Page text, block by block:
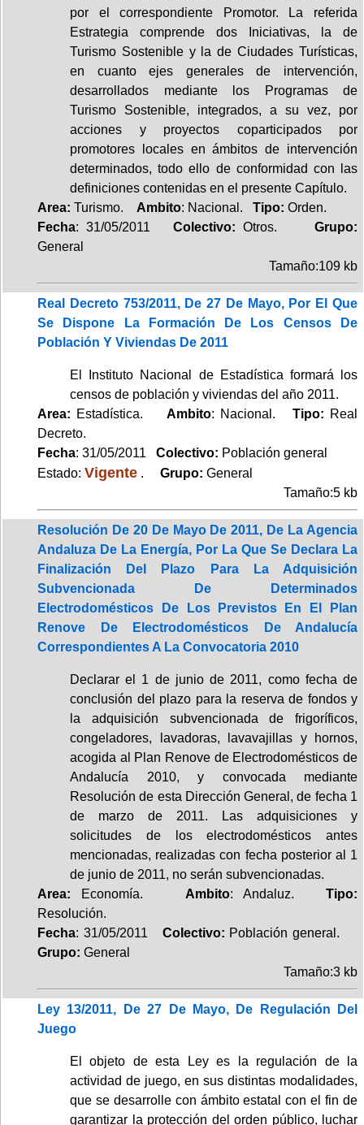
por el correspondiente Promotor. La referida
Estrategia comprende dos Iniciativas, la de
Turismo Sostenible y la de Ciudades Turísticas,
en cuanto ejes generales de intervención,
desarrollados mediante los Programas de
Turismo Sostenible, integrados, a su vez, por
acciones y proyectos coparticipados por
promotores locales en ámbitos de intervención
determinados, todo ello de conformidad con las
definiciones contenidas en el presente Capítulo.
Area: Turismo. Ambito: Nacional. Tipo: Orden.
Fecha: 31/05/2011 Colectivo:Otros.
Grupo:
General
Tamaño:109 kb
Real Decreto 753/2011, De 27 De Mayo, Por El Que
Se Dispone La Formación De Los Censos De
Población Y Viviendas De 2011
El Instituto Nacional de Estadística formará los
censos de población y viviendas del año 2011.
Area: Estadística. Ambito: Nacional. Tipo: Real
Decreto.
Fecha: 31/05/2011 Colectivo: Población general
Estado: Vigente . Grupo: General
Tamaño:5 kb
Resolución De 20 De Mayo De 2011, De La Agencia
Andaluza De La Energía, Por La Que Se Declara La
Finalización Del Plazo Para La Adquisición
Subvencionada De Determinados
Electrodomésticos De Los Previstos En El Plan
Renove De Electrodomésticos De Andalucía
Correspondientes A La Convocatoria 2010
Declarar el 1 de junio de 2011, como fecha de
conclusión del plazo para la reserva de fondos y
la adquisición subvencionada de frigoríficos,
congeladores, lavadoras, lavavajillas y hornos,
acogida al Plan Renove de Electrodomésticos de
Andalucía 2010, y convocada mediante
Resolución de esta Dirección General, de fecha 1
de marzo de 2011. Las adquisiciones y
solicitudes de los electrodomésticos antes
mencionadas, realizadas con fecha posterior al 1
de junio de 2011, no serán subvencionadas.
Area: Economía. Ambito: Andaluz. Tipo:
Resolución.
Fecha: 31/05/2011 Colectivo: Población general.
Grupo: General
Tamaño:3 kb
Ley 13/2011, De 27 De Mayo, De Regulación Del
Juego
El objeto de esta Ley es la regulación de la
actividad de juego, en sus distintas modalidades,
que se desarrolle con ámbito estatal con el fin de
garantizar la protección del orden público, luchar